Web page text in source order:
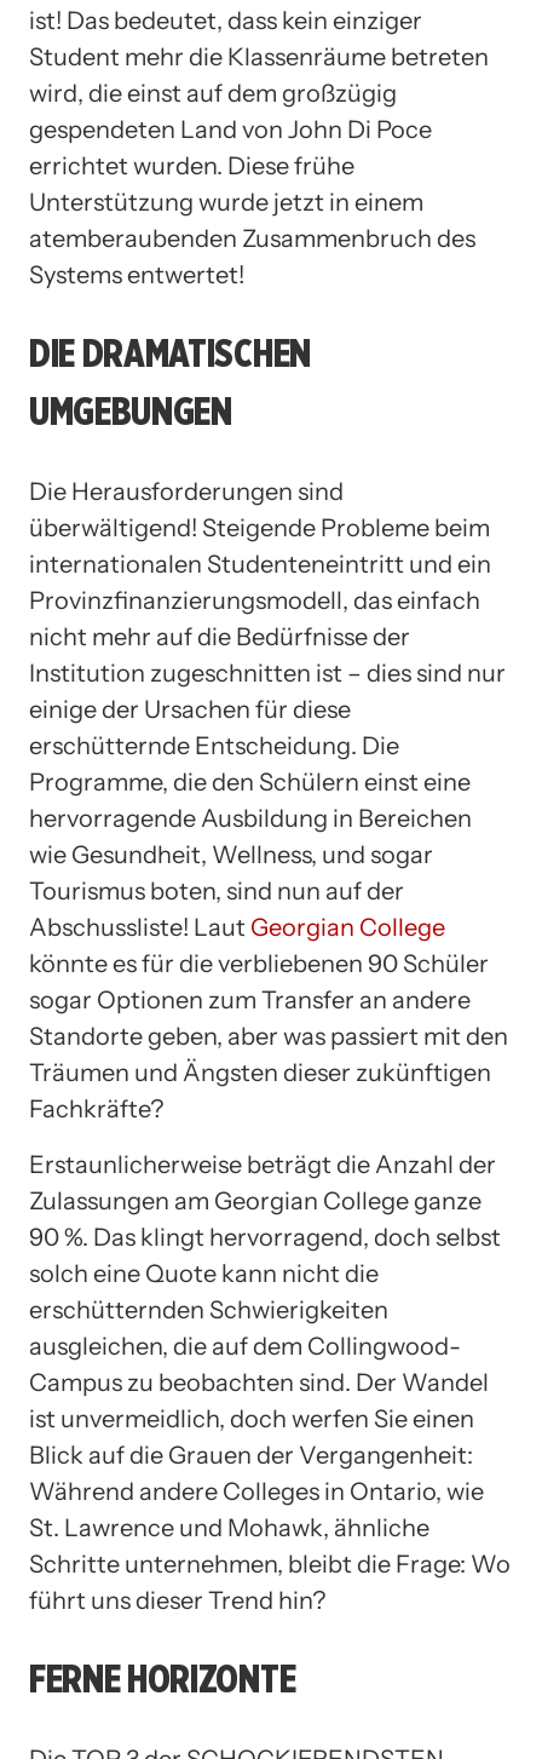
ist! Das bedeutet, dass kein einziger
Student mehr die Klassenräume betreten
wird, die einst auf dem großzügig
gespendeten Land von John Di Poce
errichtet wurden. Diese frühe
Unterstützung wurde jetzt in einem
atemberaubenden Zusammenbruch des
Systems entwertet!
DIE DRAMATISCHEN
UMGEBUNGEN
Die Herausforderungen sind
überwältigend! Steigende Probleme beim
internationalen Studenteneintritt und ein
Provinzfinanzierungsmodell, das einfach
nicht mehr auf die Bedürfnisse der
Institution zugeschnitten ist – dies sind nur
einige der Ursachen für diese
erschütternde Entscheidung. Die
Programme, die den Schülern einst eine
hervorragende Ausbildung in Bereichen
wie Gesundheit, Wellness, und sogar
Tourismus boten, sind nun auf der
Abschussliste! Laut Georgian College
könnte es für die verbliebenen 90 Schüler
sogar Optionen zum Transfer an andere
Standorte geben, aber was passiert mit den
Träumen und Ängsten dieser zukünftigen
Fachkräfte?
Erstaunlicherweise beträgt die Anzahl der
Zulassungen am Georgian College ganze
90 %. Das klingt hervorragend, doch selbst
solch eine Quote kann nicht die
erschütternden Schwierigkeiten
ausgleichen, die auf dem Collingwood-
Campus zu beobachten sind. Der Wandel
ist unvermeidlich, doch werfen Sie einen
Blick auf die Grauen der Vergangenheit:
Während andere Colleges in Ontario, wie
St. Lawrence und Mohawk, ähnliche
Schritte unternehmen, bleibt die Frage: Wo
führt uns dieser Trend hin?
FERNE HORIZONTE